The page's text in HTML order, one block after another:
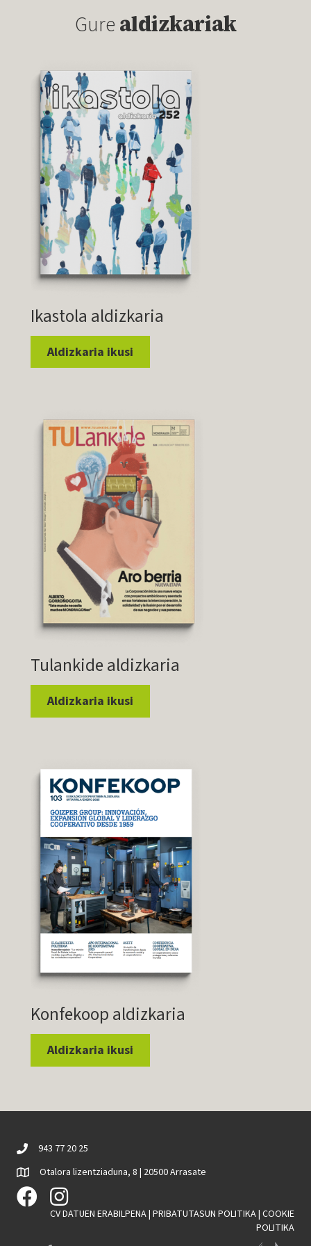
Gurealdizkariak
Ikastola aldizkaria
Aldizkaria ikusi
Tulankide aldizkaria
Aldizkaria ikusi
Konfekoop aldizkaria
Aldizkaria ikusi
943 77 20 25
Otalora lizentziaduna, 8 | 20500 Arrasate
CV DATUEN ERABILPENA| PRIBATUTASUN POLITIKA| COOKIE
POLITIKA